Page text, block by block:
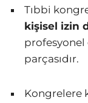
Tıbbi
kişisel izin
parçasıdır.
Kongrelere